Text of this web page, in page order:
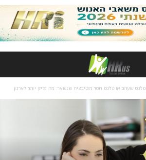
טלנט שעוזב או טלנט חסר מוטיבציה שנשאר: מה מזיק יותר לארגון